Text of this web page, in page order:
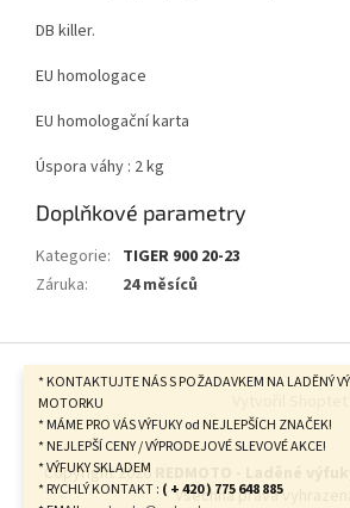
* KONTAKTUJTE NÁS S POŽADAVKEM NA LADĚNÝ
MOTORKU
* MÁME PRO VÁS VÝFUKY od NEJLEPŠÍCH ZNAČEK!
* NEJLEPŠÍ CENY / VÝPRODEJOVÉ SLEVOVÉ AKCE!
* VÝFUKY SKLADEM
* RYCHLÝ KONTAKT : ( + 420 ) 775 648 885
DB killer.
EU homologace
EU homologační karta
Úspora váhy : 2 kg
Doplňkové parametry
Kategorie: TIGER 900 20-23
Záruka: 24 měsíců
Copyright 2026
Všechna práva vyhrazena.